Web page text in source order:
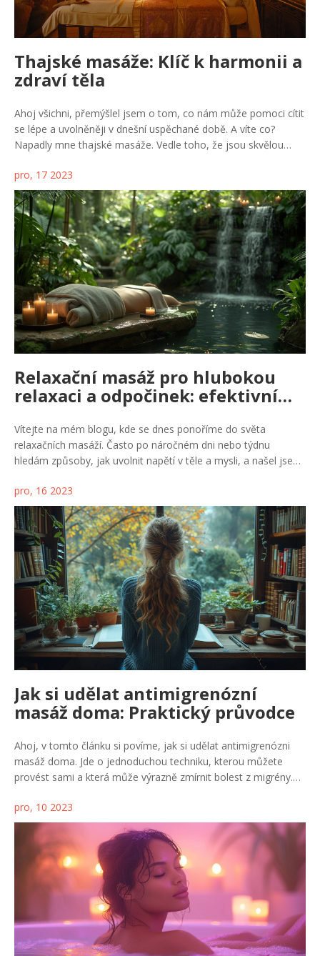
Thajské masáže: Klíč k harmonii a
zdraví těla
Ahoj všichni, přemýšlel jsem o tom, co nám může pomoci cítit
se lépe a uvolněněji v dnešní uspěchané době. A víte co?
Napadly mne thajské masáže. Vedle toho, že jsou skvělou
celkového zdravotního stavu. Skrze mé osobní zkušenosti vám
chci ukázat, jak můžeme pomocí prastaré thajské praxe
dosáhnout úžasné harmonie těla a mysli. Věřte mi, že po
správné thajské masáži se budete cítit jako znovuzrození!
pro, 17 2023
Relaxační masáž pro hlubokou
relaxaci a odpočinek: efektivní
techniky a tipy
Vítejte na mém blogu, kde se dnes ponoříme do světa
relaxačních masáží. Často po náročném dni nebo týdnu
hledám způsoby, jak uvolnit napětí v těle a mysli, a našel jsem,
článku s vámi sdílím svoje zkušenosti a odhalím, jaké techniky
masáže mi pomohly dosáhnout hlubokého stavu odpočinku.
Povím vám také, na co si dát pozor při výběru maséra či
wellness centra. Společně se podíváme na to, proč je relaxační
masáž tak účinná a jak může pozitivně působit na celkový
pocit pohody.
pro, 16 2023
Jak si udělat antimigrenózní
masáž doma: Praktický průvodce
Ahoj, v tomto článku si povíme, jak si udělat antimigrenózni
masáž doma. Jde o jednoduchou techniku, kterou můžete
provést sami a která může výrazně zmírnit bolest z migrény.
ukáže, jak se zaměřit na klíčové body. Zapomeňte na bolest z
migrény a zkuste tuto techniku ještě dnes. Těším se na další
sdílení zkušeností!
pro, 10 2023